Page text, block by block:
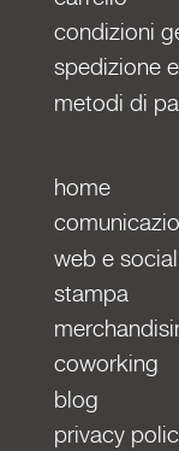
condizioni
spedizione
metodi di
home
web e social
stampa
coworking
blog
privacy